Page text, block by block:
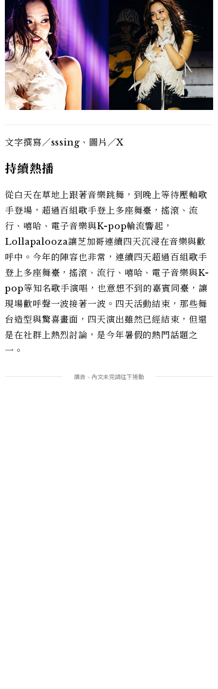
文字撰寫／sssing、圖片／X
持續熱播
從白天在草地上跟著音樂跳舞，到晚上等待壓軸歌
手登場，超過百組歌手登上多座舞臺，搖滾、流
行、嘻哈、電子音樂與K-pop輪流響起，
Lollapalooza讓芝加哥連續四天沉浸在音樂與歡
呼中。今年的陣容也非常，連續四天超過百組歌手
登上多座舞臺，搖滾、流行、嘻哈、電子音樂與K-
pop等知名歌手演唱，也意想不到的嘉賓同臺，讓
現場歡呼聲一波接著一波。四天活動結束，那些舞
台造型與驚喜畫面，四天演出雖然已經結束，但還
是在社群上熱烈討論，是今年暑假的熱門話題之
一。